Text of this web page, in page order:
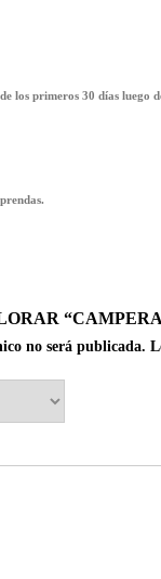
los primeros 30 días luego
no será publicada.